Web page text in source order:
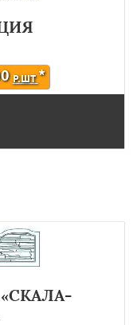
Р.ШТ*